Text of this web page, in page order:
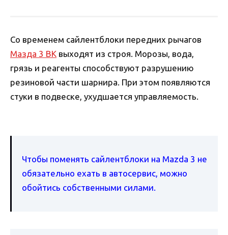
Со временем сайлентблоки передних рычагов
Мазда 3 ВК выходят из строя. Морозы, вода,
грязь и реагенты способствуют разрушению
резиновой части шарнира. При этом появляются
стуки в подвеске, ухудшается управляемость.
Чтобы поменять сайлентблоки на Mazda 3 не
обязательно ехать в автосервис, можно
обойтись собственными силами.